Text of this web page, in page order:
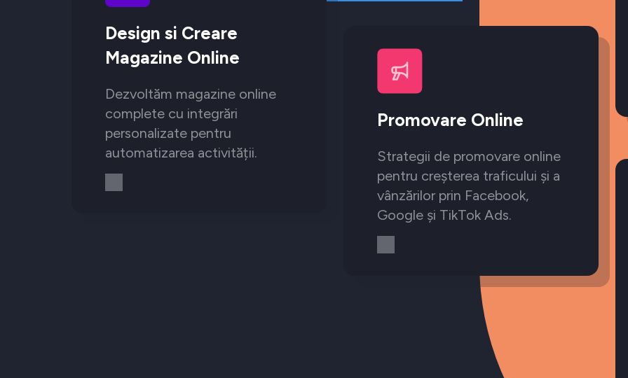
Design si Creare
Magazine Online
Dezvoltăm magazine online
complete cu integrări
personalizate pentru
automatizarea activității.
Promovare Online
Strategii de promovare online
pentru creșterea traficului și a
vânzărilor prin Facebook,
Google și TikTok Ads.